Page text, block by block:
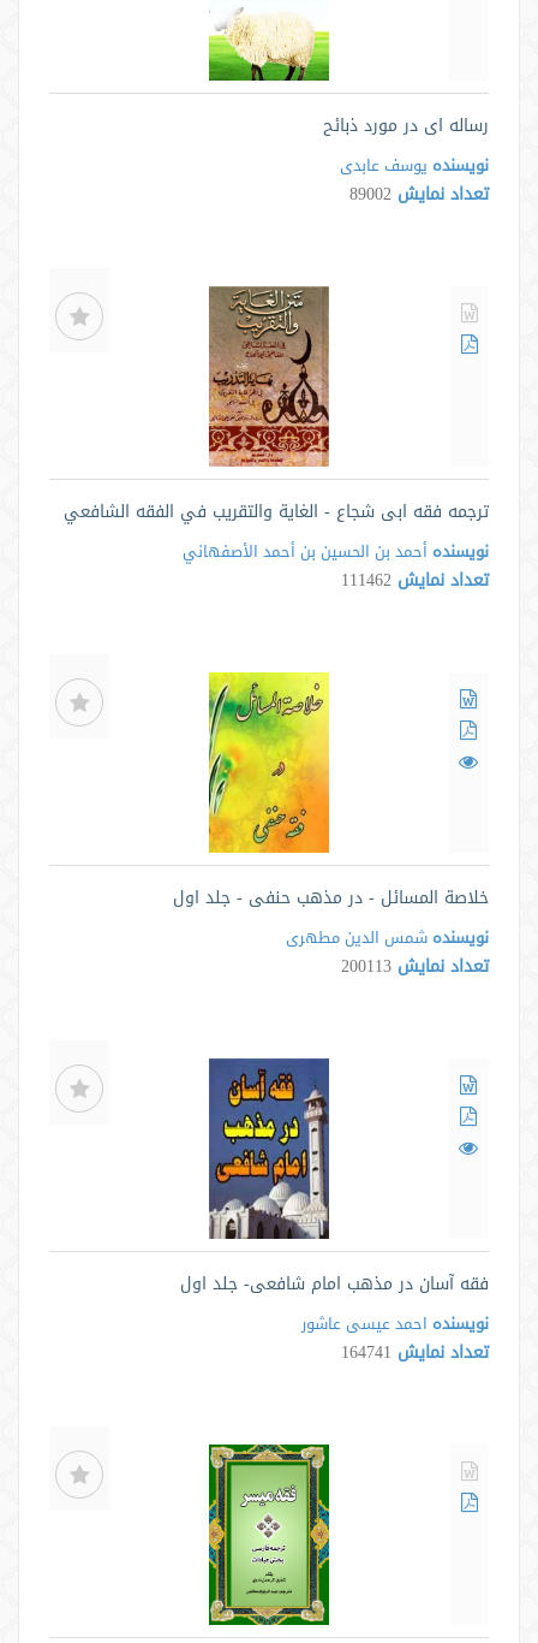
رساله ای در مورد ذبائح
نویسنده یوسف عابدی
تعداد نمایش 89002
ترجمه فقه ابی شجاع - الغاية والتقريب في الفقه الشافعي
نویسنده أحمد بن الحسين بن أحمد الأصفهاني
تعداد نمایش 111462
خلاصة المسائل - در مذهب حنفی - جلد اول
نویسنده شمس الدین مطهری
تعداد نمایش 200113
فقه آسان در مذهب امام شافعی- جلد اول
نویسنده احمد عیسی عاشور
تعداد نمایش 164741